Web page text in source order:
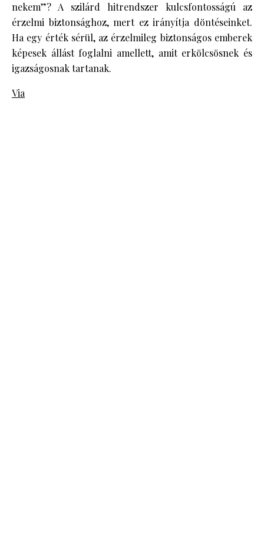
nekem”? A szilárd hitrendszer kulcsfontosságú az
érzelmi biztonsághoz, mert ez irányítja döntéseinket.
Ha egy érték sérül, az érzelmileg biztonságos emberek
képesek állást foglalni amellett, amit erkölcsösnek és
igazságosnak tartanak.
Via